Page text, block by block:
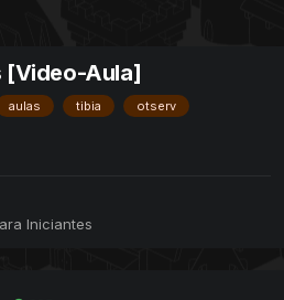
[Video-Aula]
aulas tibia otserv
Iniciantes